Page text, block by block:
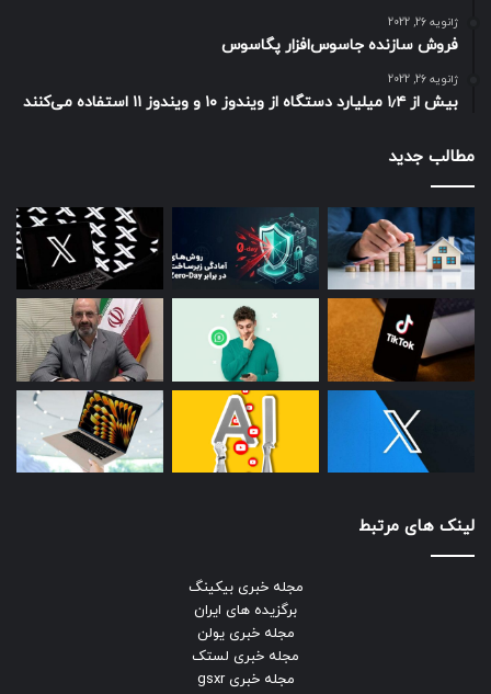
ژانویه 26, 2022
فروش سازنده جاسوس‌افزار پگاسوس
ژانویه 26, 2022
بیش از ۱٫۴ میلیارد دستگاه از ویندوز ۱۰ و ویندوز ۱۱ استفاده می‌کنند
مطالب جدید
لینک های مرتبط
مجله خبری بیکینگ
برگزیده های ایران
مجله خبری یولن
مجله خبری لستک
مجله خبری gsxr